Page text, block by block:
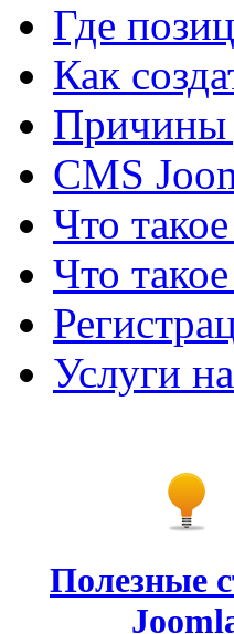
Где
Как
Причины
CMS
Что
Что
Услуги
Полезные